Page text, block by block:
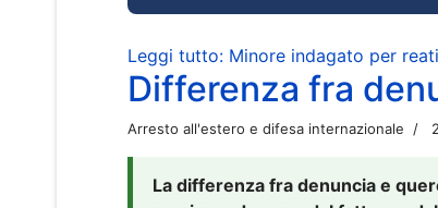
Leggi tutto: Minore indagato per
Differenza fra
Arresto all'estero e difesa internazionale
La differenza fra denuncia e